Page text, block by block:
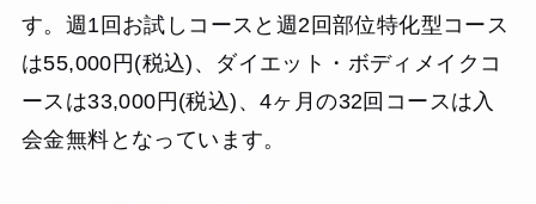
す。週1回お試しコースと週2回部位特化型コース
は55,000円(税込)、ダイエット・ボディメイクコ
ースは33,000円(税込)、4ヶ月の32回コースは入
会金無料となっています。